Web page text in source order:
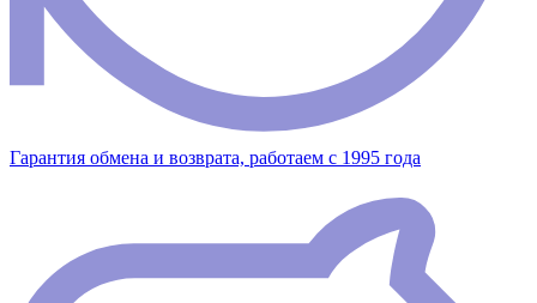
Гарантия обмена и возврата, работаем с 1995 года